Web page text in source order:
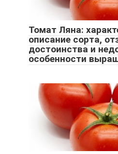
Томат Ляна:
описание сорта,
достоинства и
особенности